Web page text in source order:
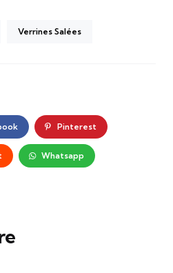
Verrines Salées
Pinterest
Whatsapp